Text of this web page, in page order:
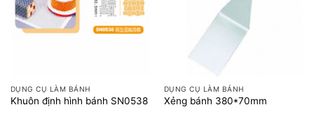
DỤNG CỤ LÀM BÁNH
Khuôn định hình bánh SN0538
DỤNG CỤ LÀM BÁNH
Xẻng bánh 380*70mm